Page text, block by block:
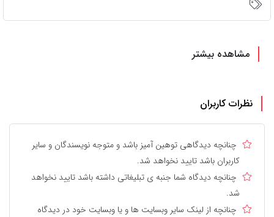
مشاهده بیشتر
نظرات کاربران
چنانچه دیدگاهی توهین آمیز باشد و متوجه نویسندگان و سایر
کاربران باشد تایید نخواهد شد.
چنانچه دیدگاه شما جنبه ی تبلیغاتی داشته باشد تایید نخواهد
شد.
چنانچه از لینک سایر وبسایت ها و یا وبسایت خود در دیدگاه